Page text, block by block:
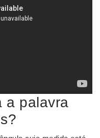
a palavra